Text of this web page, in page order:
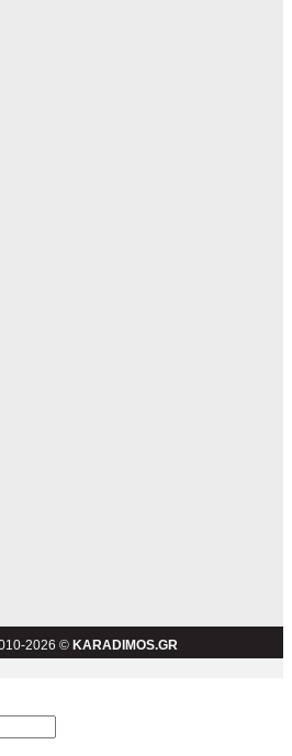
2026 © KARADIMOS.GR